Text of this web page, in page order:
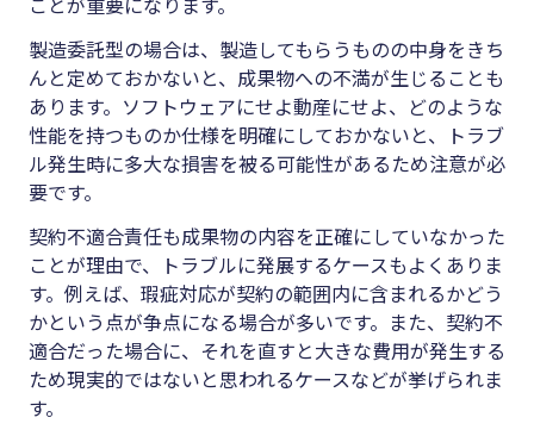
製造委託型の場合は、製造してもらうものの中身をきち
んと定めておかないと、成果物への不満が生じることも
あります。ソフトウェアにせよ動産にせよ、どのような
性能を持つものか仕様を明確にしておかないと、トラブ
ル発生時に多大な損害を被る可能性があるため注意が必
要です。
契約不適合責任も成果物の内容を正確にしていなかった
ことが理由で、トラブルに発展するケースもよくありま
す。例えば、瑕疵対応が契約の範囲内に含まれるかどう
かという点が争点になる場合が多いです。また、契約不
適合だった場合に、それを直すと大きな費用が発生する
ため現実的ではないと思われるケースなどが挙げられま
す。